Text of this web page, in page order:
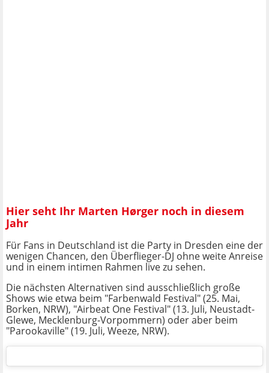
Hier seht Ihr Marten Hørger noch in diesem
Jahr
Für Fans in Deutschland ist die Party in Dresden eine der
wenigen Chancen, den Überflieger-DJ ohne weite Anreise
und in einem intimen Rahmen live zu sehen.
Die nächsten Alternativen sind ausschließlich große
Shows wie etwa beim "Farbenwald Festival" (25. Mai,
Borken, NRW), "Airbeat One Festival" (13. Juli, Neustadt-
Glewe, Mecklenburg-Vorpommern) oder aber beim
"Parookaville" (19. Juli, Weeze, NRW).